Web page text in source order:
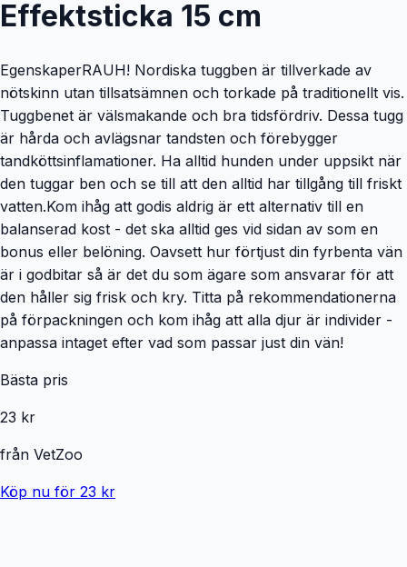
Effektsticka 15 cm
EgenskaperRAUH! Nordiska tuggben är tillverkade av
nötskinn utan tillsatsämnen och torkade på traditionellt vis.
Tuggbenet är välsmakande och bra tidsfördriv. Dessa tugg
är hårda och avlägsnar tandsten och förebygger
tandköttsinflamationer. Ha alltid hunden under uppsikt när
den tuggar ben och se till att den alltid har tillgång till friskt
vatten.Kom ihåg att godis aldrig är ett alternativ till en
balanserad kost - det ska alltid ges vid sidan av som en
bonus eller belöning. Oavsett hur förtjust din fyrbenta vän
är i godbitar så är det du som ägare som ansvarar för att
den håller sig frisk och kry. Titta på rekommendationerna
på förpackningen och kom ihåg att alla djur är individer -
anpassa intaget efter vad som passar just din vän!
Bästa pris
23 kr
från VetZoo
Köp nu för 23 kr